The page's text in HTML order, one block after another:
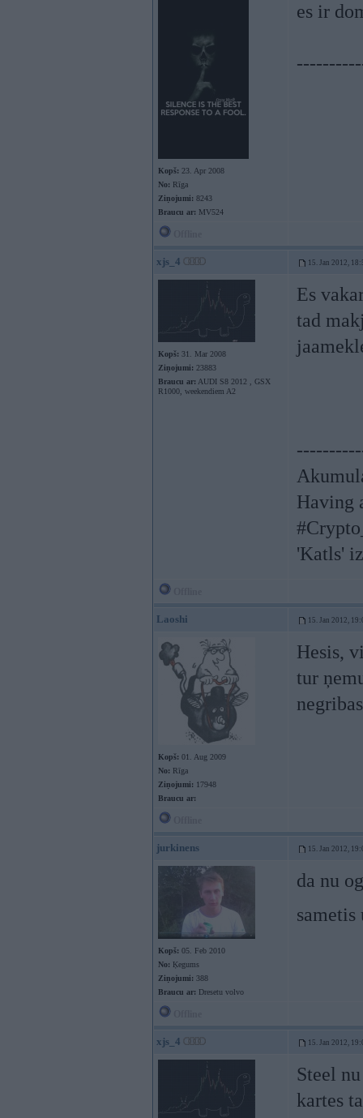
Kopš: 23. Apr 2008
No: Rīga
Ziņojumi: 8243
Braucu ar: MV524
es ir
xjs_4 15. Jan 2012,
Kopš: 31. Mar 2008
Ziņojumi: 23883
Braucu ar: AUDI S8 2012 , GSX
R1000, weekendiem A2
Es
tad
Having
'Katls'
Laoshi 15. Jan 2012,
Kopš: 01. Aug 2009
No: Rīga
Ziņojumi: 17948
Braucu ar:
Hesis,
tur
jurkinens 15. Jan 2012,
Kopš: 05. Feb 2010
No: Ķegums
Ziņojumi: 388
Braucu ar: Dresetu volvo
da nu
xjs_4 15. Jan 2012,
Steel
kartes